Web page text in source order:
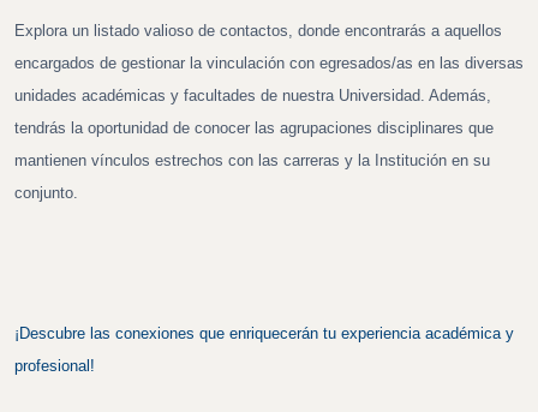
Explora un listado valioso de contactos, donde encontrarás a aquellos
encargados de gestionar la vinculación con egresados/as en las diversas
unidades académicas y facultades de nuestra Universidad. Además,
tendrás la oportunidad de conocer las agrupaciones disciplinares que
mantienen vínculos estrechos con las carreras y la Institución en su
conjunto.
¡Descubre las conexiones que enriquecerán tu experiencia académica y
profesional!